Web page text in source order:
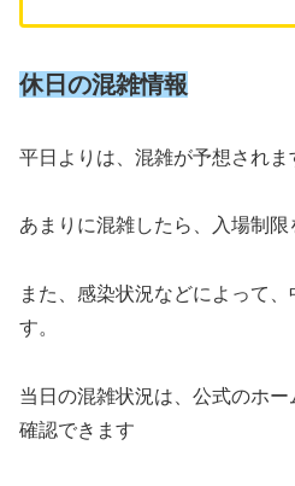
休日の混雑情報
平日よりは、混雑が予想されま
あまりに混雑したら、入場制限
また、感染状況などによって
す。
当日の混雑状況は、公式のホ
確認できます